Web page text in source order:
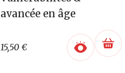
avancée en âge
15,50€